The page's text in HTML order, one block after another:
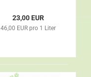
23,00 EUR
46,00 EUR pro 1 Liter